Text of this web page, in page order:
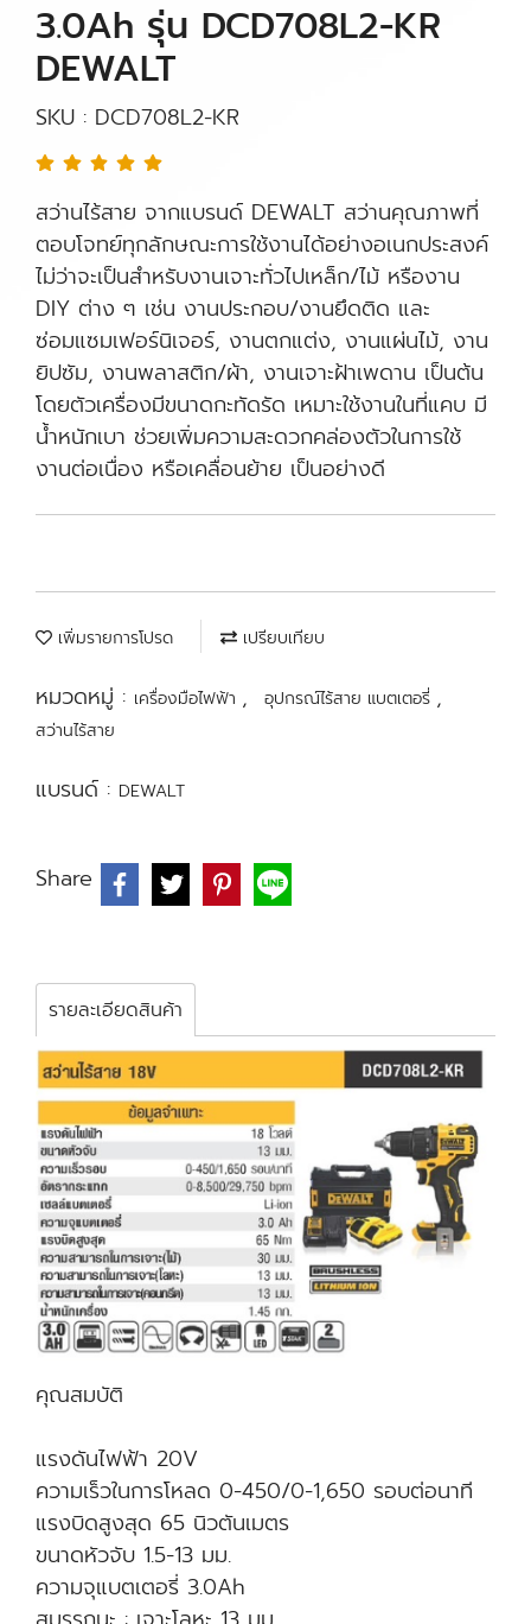
3.0Ah รุ่น DCD708L2-KR
DEWALT
SKU : DCD708L2-KR
สว่านไร้สาย จากแบรนด์ DEWALT สว่านคุณภาพที่
ตอบโจทย์ทุกลักษณะการใช้งานได้อย่างอเนกประสงค์
ไม่ว่าจะเป็นสำหรับงานเจาะทั่วไปเหล็ก/ไม้ หรืองาน
DIY ต่าง ๆ เช่น งานประกอบ/งานยึดติด และ
ซ่อมแซมเฟอร์นิเจอร์, งานตกแต่ง, งานแผ่นไม้, งาน
ยิปซัม, งานพลาสติก/ผ้า, งานเจาะฝ้าเพดาน เป็นต้น
โดยตัวเครื่องมีขนาดกะทัดรัด เหมาะใช้งานในที่แคบ มี
น้ำหนักเบา ช่วยเพิ่มความสะดวกคล่องตัวในการใช้
งานต่อเนื่อง หรือเคลื่อนย้าย เป็นอย่างดี
เพิ่มรายการโปรด เปรียบเทียบ
หมวดหมู่ : เครื่องมือไฟฟ้า , อุปกรณ์ไร้สาย แบตเตอรี่ ,
สว่านไร้สาย
แบรนด์ : DEWALT
Share
รายละเอียดสินค้า
คุณสมบัติ
แรงดันไฟฟ้า 20V
ความเร็วในการโหลด 0-450/0-1,650 รอบต่อนาที
แรงบิดสูงสุด 65 นิวตันเมตร
ขนาดหัวจับ 1.5-13 มม.
ความจุแบตเตอรี่ 3.0Ah